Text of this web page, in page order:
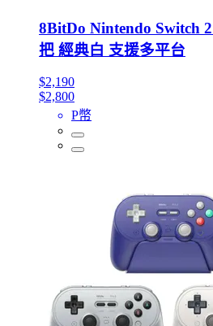
8BitDo Nintendo Switch
把 經典白 支援多平台
$2,190
$2,800
P幣